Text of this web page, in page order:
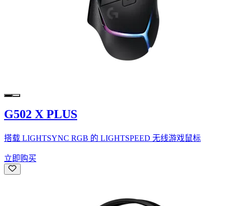
G502 X PLUS
搭载 LIGHTSYNC RGB 的 LIGHTSPEED 无线游戏鼠标
立即购买